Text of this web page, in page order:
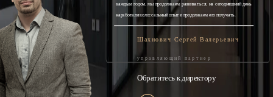
каждым годом, мы продолжаем развиваться, на сегодняшний день
наработали колоссальный опыт и продолжаем его получать.
Шахнович Сергей Валерьевич
управляющий партнер
Обратитесь к директору